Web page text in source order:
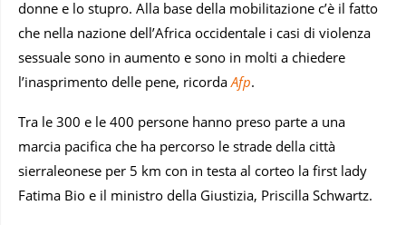
donne e lo stupro. Alla base della mobilitazione c’è il fatto
che nella nazione dell’Africa occidentale i casi di violenza
sessuale sono in aumento e sono in molti a chiedere
l’inasprimento delle pene, ricordaAfp.
Tra le 300 e le 400 persone hanno preso parte a una
marcia pacifica che ha percorso le strade della città
sierraleonese per 5 km con in testa al corteo la first lady
Fatima Bio e il ministro della Giustizia, Priscilla Schwartz.